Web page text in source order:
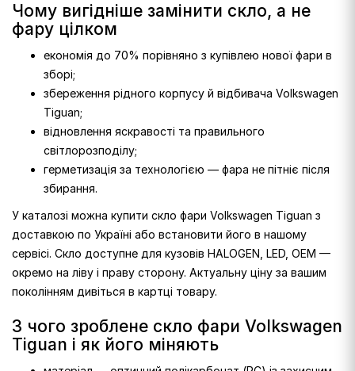
Чому вигідніше замінити скло, а не
фару цілком
економія до 70% порівняно з купівлею нової фари в
зборі;
збереження рідного корпусу й відбивача Volkswagen
Tiguan;
відновлення яскравості та правильного
світлорозподілу;
герметизація за технологією — фара не пітніє після
збирання.
У каталозі можна купити скло фари Volkswagen Tiguan з
доставкою по Україні або встановити його в нашому
сервісі. Скло доступне для кузовів HALOGEN, LED, OEM —
окремо на ліву і праву сторону. Актуальну ціну за вашим
поколінням дивіться в картці товару.
З чого зроблене скло фари Volkswagen
Tiguan і як його міняють